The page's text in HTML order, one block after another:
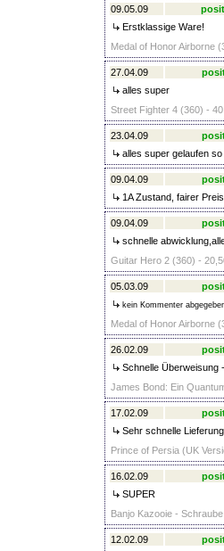
09.05.09
Erstklassige Ware!
Medal of Honor Airborne
27.04.09
alles super
Street Fighter 4 (360) -
23.04.09
alles super gelaufen
09.04.09
1A Zustand, fairer
09.04.09
schnelle
Guitar Hero 2 (360) -
05.03.09
kein Kommenter
Medal of Honor Airborne
26.02.09
Schnelle Überweisung
James Bond: Ein
17.02.09
Sehr schnelle
Prince of Persia (UK
16.02.09
SUPER
Banjo Kazooie -
12.02.09